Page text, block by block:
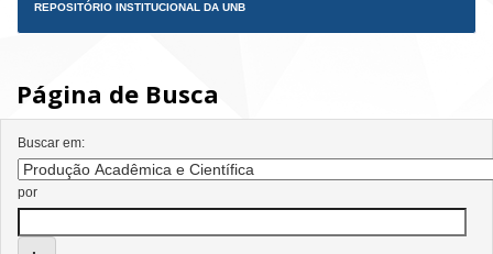
REPOSITÓRIO INSTITUCIONAL DA UNB
Página de Busca
Buscar em:
por